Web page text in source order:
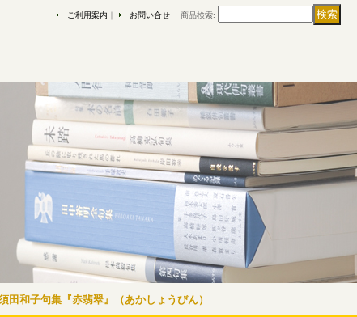
ご利用案内 お問い合せ 商品検索:
田和子句集『赤翡翠』（あかしょうびん）